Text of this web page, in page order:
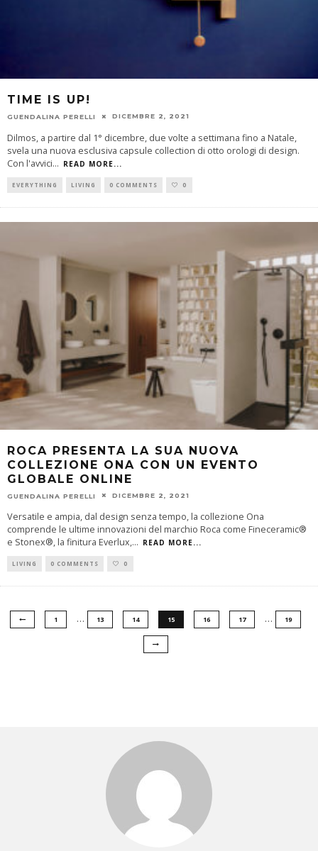
TIME IS UP!
GUENDALINA PERELLI DICEMBRE 2, 2021
Dilmos, a partire dal 1° dicembre, due volte a settimana fino a Natale,
svela una nuova esclusiva capsule collection di otto orologi di design.
Con l'avvici... READ MORE...
EVERYTHING LIVING 0 COMMENTS 0
ROCA PRESENTA LA SUA NUOVA
COLLEZIONE ONA CON UN EVENTO
GLOBALE ONLINE
GUENDALINA PERELLI DICEMBRE 2, 2021
Versatile e ampia, dal design senza tempo, la collezione Ona
comprende le ultime innovazioni del marchio Roca come Fineceramic®
e Stonex®, la finitura Everlux,... READ MORE...
LIVING 0 COMMENTS 0
1 … 13 14 15 16 17 … 19